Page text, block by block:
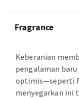
Fragrance
Keberanian
pengalaman baru
optimis—seperti
menyegarkan ini